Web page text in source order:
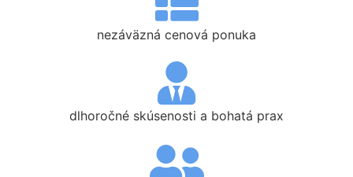
nezáväzná cenová ponuka
dlhoročné skúsenosti a bohatá prax